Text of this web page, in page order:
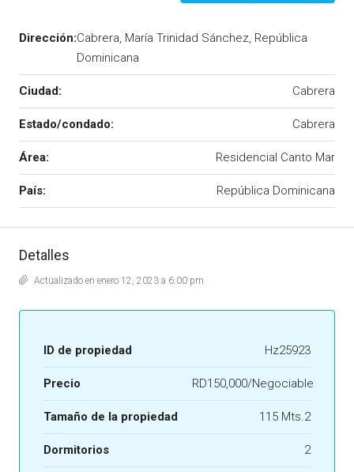
Dirección:Cabrera, María Trinidad Sánchez, República
Dominicana
Ciudad: Cabrera
Estado/condado: Cabrera
Área: Residencial Canto Mar
País: República Dominicana
Detalles
Actualizado en enero 12, 2023 a 6:00 pm
ID de propiedad Hz25923
Precio RD150,000/Negociable
Tamaño de la propiedad 115 Mts.2
Dormitorios 2